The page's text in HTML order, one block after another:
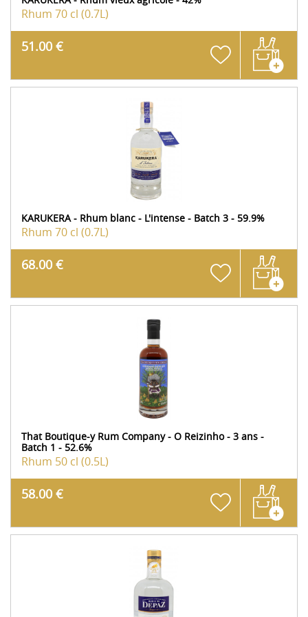
Rhum 70 cl (0.7L)
51.00 €
KARUKERA - Rhum blanc - L'intense - Batch 3 - 59.9%
Rhum 70 cl (0.7L)
68.00 €
That Boutique-y Rum Company - O Reizinho - 3 ans -
Batch 1 - 52.6%
Rhum 50 cl (0.5L)
58.00 €